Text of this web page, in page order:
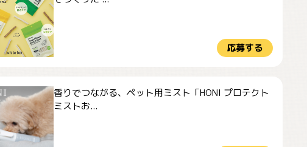
応募する
香りでつながる、ペット用ミスト「HONI プロテクト
ミストお...